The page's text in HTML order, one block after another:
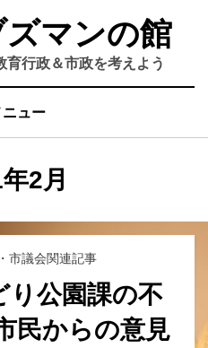
マンの館
行政＆市政を考えよう
ニュー
2月
市議会関連記事
り公園課の不
民からの意見